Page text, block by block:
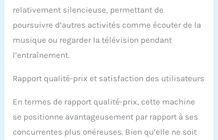
relativement silencieuse, permettant de
poursuivre d’autres activités comme écouter de la
musique ou regarder la télévision pendant
l’entraînement.
Rapport qualité-prix et satisfaction des utilisateurs
En termes de rapport qualité-prix, cette machine
se positionne avantageusement par rapport à ses
concurrentes plus onéreuses. Bien qu’elle ne soit